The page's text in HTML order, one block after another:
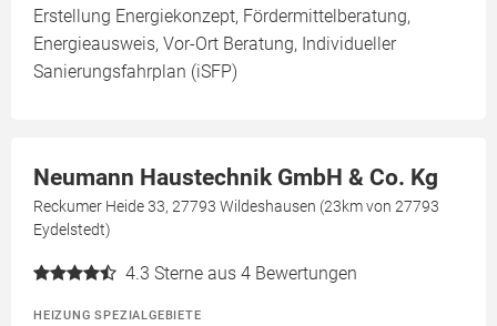
Erstellung Energiekonzept, Fördermittelberatung,
Energieausweis, Vor-Ort Beratung, Individueller
Sanierungsfahrplan (iSFP)
Neumann Haustechnik GmbH & Co. Kg
Reckumer Heide 33, 27793 Wildeshausen (23km von 27793
Eydelstedt)
4.3 Sterne aus 4 Bewertungen
HEIZUNG SPEZIALGEBIETE